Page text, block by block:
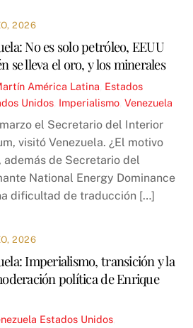
2026
No es solo petróleo, EEUU
se lleva el oro, y los minerales
América Latina Estados
Unidos Imperialismo ,Venezuela
el Secretario del Interior
visitó Venezuela. ¿El motivo
además de Secretario del
National Energy Dominance
dificultad de traducción […]
2026
Imperialismo, transición y la
política de Enrique
Estados Unidos